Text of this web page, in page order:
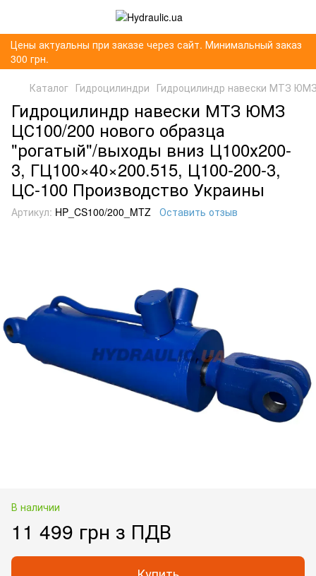
Цены актуальны при заказе через сайт. Минимальный заказ
300 грн.
Каталог Гидроцилиндри Гидроцилиндр навески МТЗ
Гидроцилиндр навески МТЗ ЮМЗ
ЦС100/200 нового образца
"рогатый"/выходы вниз Ц100х200-
3, ГЦ100×40×200.515, Ц100-200-3,
ЦС-100 Производство Украины
Артикул: HP_CS100/200_MTZ Оставить отзыв
В наличии
11 499 грн з ПДВ